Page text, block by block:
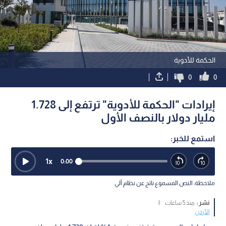
الحكمة للأدوية
0
0
إيرادات "الحكمة للأدوية" ترتفع إلى 1.728
مليار دولار بالنصف الأول
استمع للخبر:
0:00
1x
ملاحظة: النص المسموع ناتج عن نظام آلي
نشر : منذ 5 ساعات
|
الأردن